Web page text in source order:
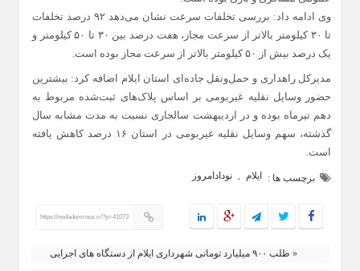
وی ادامه داد: بررسی تخلفات سرعت نشان می‌دهد ۹۲ درصد تخلفات
تا ۳۰ کیلومتر بالاتر از سرعت مجاز، هفت درصد بین ۳۰ تا ۵۰ کیلومتر و
یک درصد بیش از ۵۰ کیلومتر بالاتر از سرعت مجاز بوده است.
مدیرکل راهداری و حمل‌ونقل جاده‌ای استان ایلام اضافه کرد: بیشترین
حضور وسایل نقلیه غیربومی بر اساس پلاک‌های ثبت‌شده مربوط به
دهم تیرماه بوده و در اردیبهشت‌ سالجاری نسبت به مدت مشابه سال
گذشته، سهم وسایل نقلیه غیربومی در استان ۱۶ درصد کاهش یافته
است.
برچسب ها : ایلام , نودادامروز
https://nodademrooz.ir/?p=41073
« طلب ۹۰۰ میلیارد تومانی شهرداری ایلام از دستگاه‌ های اجرایی